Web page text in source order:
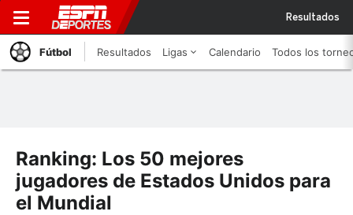
Resultados
Fútbol Resultados Ligas Calendario Todos los
Ranking: Los 50 mejores
jugadores de Estados Unidos para
el Mundial